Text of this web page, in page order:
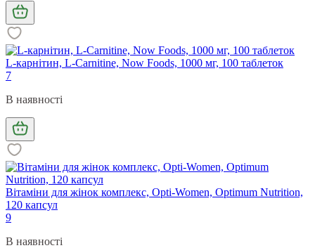
L-карнітин, L-Carnitine, Now Foods, 1000 мг, 100 таблеток
7
В наявності
Вітаміни для жінок комплекс, Opti-Women, Optimum Nutrition,
120 капсул
9
В наявності